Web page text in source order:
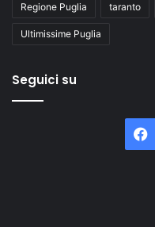
Regione Puglia taranto
Ultimissime Puglia
Seguici su